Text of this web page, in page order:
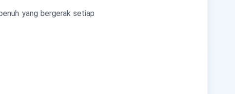
yang bergerak setiap